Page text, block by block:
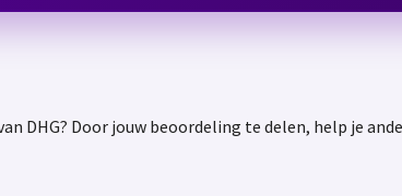
DHG? Door jouw beoordeling te delen, help je